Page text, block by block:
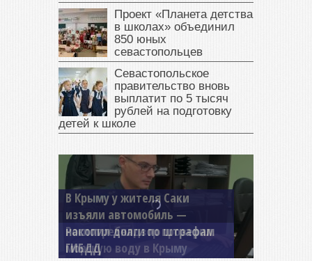
Проект «Планета детства
в школах» объединил
850 юных
севастопольцев
Севастопольское
правительство вновь
выплатит по 5 тысяч
рублей на подготовку
детей к школе
В Крыму у жителя Саки
изъяли автомобиль —
накопил долги по штрафам
ГИБДД